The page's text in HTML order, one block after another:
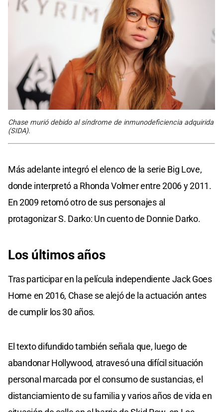
Chase murió debido al síndrome de inmunodeficiencia adquirida
(SIDA).
Más adelante integró el elenco de la serie Big Love,
donde interpretó a Rhonda Volmer entre 2006 y 2011.
En 2009 retomó otro de sus personajes al
protagonizar S. Darko: Un cuento de Donnie Darko.
Los últimosaños
Tras participar en la película independiente Jack Goes
Home en 2016, Chase se alejó de la actuación antes
de cumplir los 30 años.
El texto difundido también señala que, luego de
abandonar Hollywood, atravesó una difícil situación
personal marcada por el consumo de sustancias, el
distanciamiento de su familia y varios años de vida en